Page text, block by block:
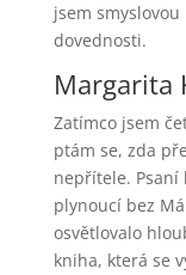
jsem
dovednosti.
Margarita
Zatímco jsem
ptám se, zda
nepřítele. Psaní
plynoucí bez
osvětlovalo
kniha, která se